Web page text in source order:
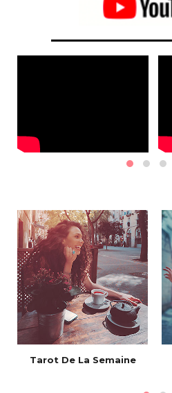
Tarot De La Semaine